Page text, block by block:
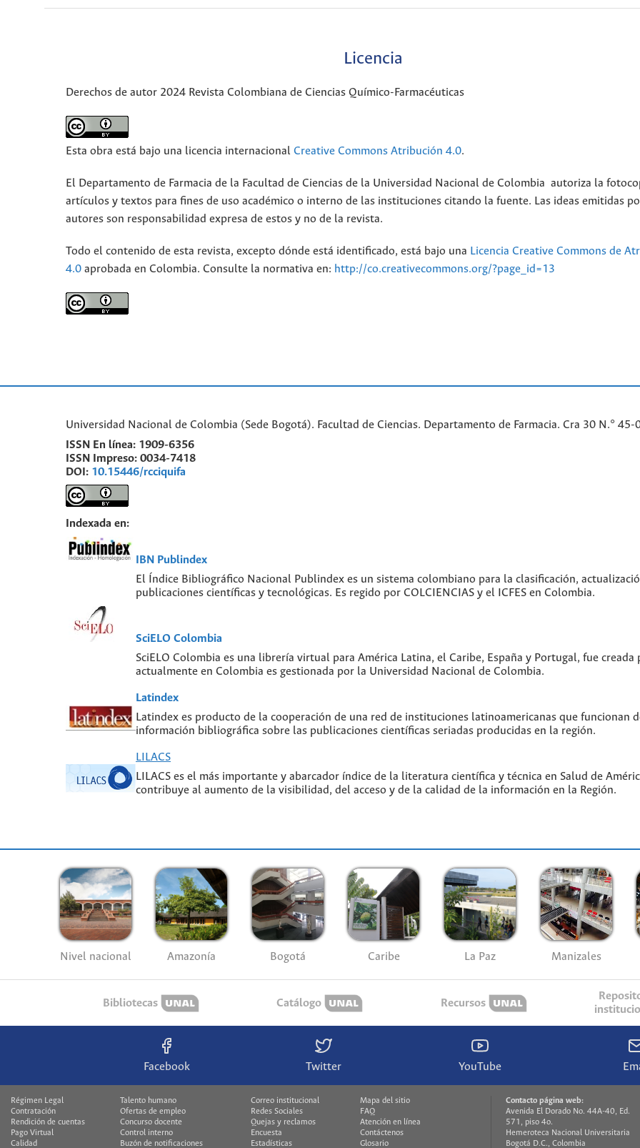
Licencia
Derechos de autor 2024 Revista Colombiana de Ciencias Químico-Farmacéuticas
Esta obra está bajo una licencia internacional Creative Commons Atribución 4.0.
El Departamento de Farmacia de la Facultad de Ciencias de la Universidad Nacional de Colombia autoriza la
artículos y textos para fines de uso académico o interno de las instituciones citando la fuente. Las ideas emitidas
autores son responsabilidad expresa de estos y no de la revista.
Todo el contenido de esta revista, excepto dónde está identificado, está bajo una Licencia Creative Commons de
4.0 aprobada en Colombia. Consulte la normativa en: http://co.creativecommons.org/?page_id=13
Universidad Nacional de Colombia (Sede Bogotá). Facultad de Ciencias. Departamento de Farmacia. Cra 30 N.°
ISSN En línea: 1909-6356
ISSN Impreso: 0034-7418
DOI: 10.15446/rcciquifa
Indexada en:
IBN Publindex
El Índice Bibliográfico Nacional Publindex es un sistema colombiano para la clasificación,
publicaciones científicas y tecnológicas. Es regido por COLCIENCIAS y el ICFES en Colombia.
SciELO Colombia
SciELO Colombia es una librería virtual para América Latina, el Caribe, España y Portugal, fue creada
actualmente en Colombia es gestionada por la Universidad Nacional de Colombia.
Latindex
Latindex es producto de la cooperación de una red de instituciones latinoamericanas que funcionan
información bibliográfica sobre las publicaciones científicas seriadas producidas en la región.
LILACS
LILACS es el más importante y abarcador índice de la literatura científica y técnica en Salud de
contribuye al aumento de la visibilidad, del acceso y de la calidad de la información en la Región.
Nivel nacional Amazonía Bogotá Caribe La Paz Manizales
Bibliotecas Catálogo Recursos
Facebook Twitter YouTube
Régimen Legal
Talento humano
Contratación
Ofertas de empleo
Rendición de cuentas
Concurso docente
Pago Virtual
Control interno
Calidad
Buzón de notificaciones
Correo institucional
Mapa del sitio
Redes Sociales
FAQ
Quejas y reclamos
Atención en línea
Encuesta
Contáctenos
Estadísticas
Glosario
Contacto página web:
Avenida El Dorado No. 44A-40, Ed.
571, piso 4o.
Hemeroteca Nacional Universitaria
Bogotá D.C., Colombia